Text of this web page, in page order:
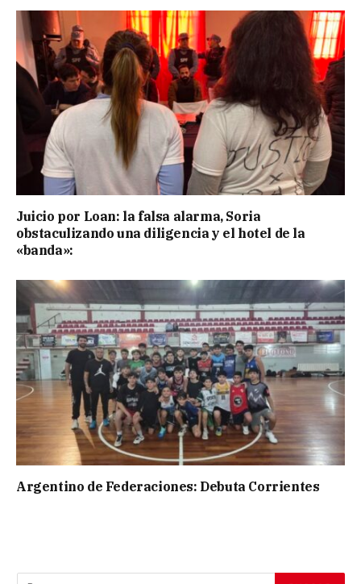
Juicio por Loan: la falsa alarma, Soria
obstaculizando una diligencia y el hotel de la
«banda»:
Argentino de Federaciones: Debuta Corrientes